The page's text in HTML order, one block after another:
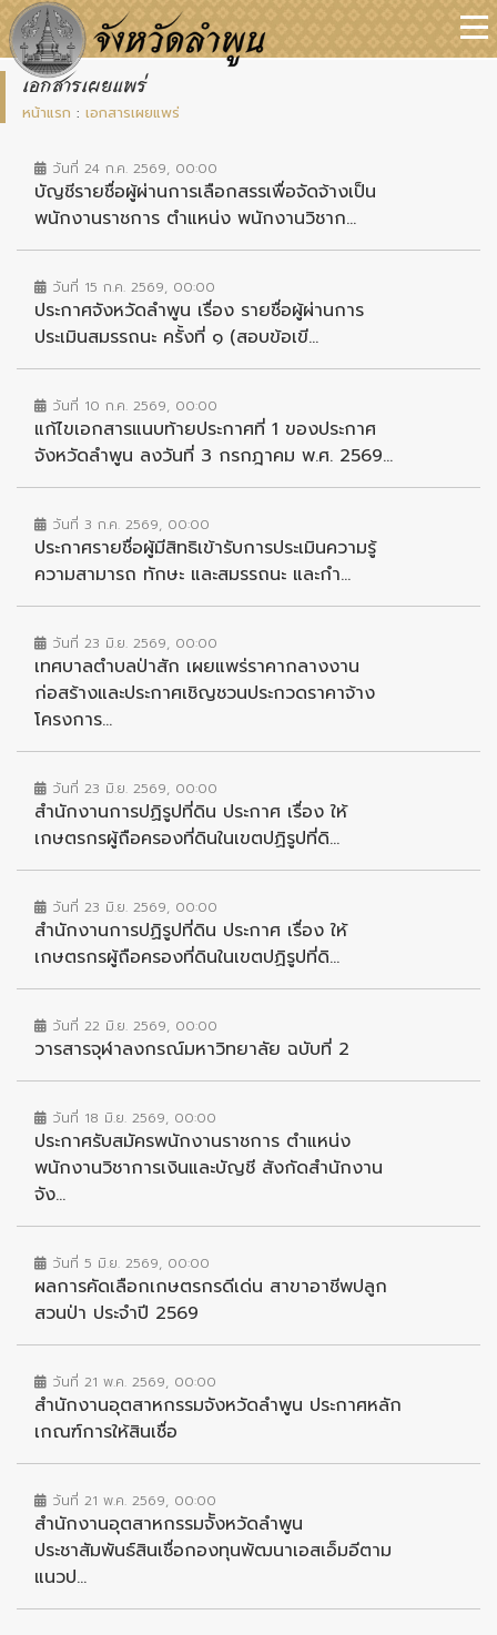
เอกสารเผยแพร่
หน้าแรก : เอกสารเผยแพร่
วันที่ 24 ก.ค. 2569, 00:00
บัญชีรายชื่อผู้ผ่านการเลือกสรรเพื่อจัดจ้างเป็น
พนักงานราชการ ตำแหน่ง พนักงานวิชาก...
วันที่ 15 ก.ค. 2569, 00:00
ประกาศจังหวัดลำพูน เรื่อง รายชื่อผู้ผ่านการ
ประเมินสมรรถนะ ครั้งที่ ๑ (สอบข้อเขี...
วันที่ 10 ก.ค. 2569, 00:00
แก้ไขเอกสารแนบท้ายประกาศที่ 1 ของประกาศ
จังหวัดลำพูน ลงวันที่ 3 กรกฎาคม พ.ศ. 2569...
วันที่ 3 ก.ค. 2569, 00:00
ประกาศรายชื่อผู้มีสิทธิเข้ารับการประเมินความรู้
ความสามารถ ทักษะ และสมรรถนะ และกำ...
วันที่ 23 มิ.ย. 2569, 00:00
เทศบาลตำบลป่าสัก เผยแพร่ราคากลางงาน
ก่อสร้างและประกาศเชิญชวนประกวดราคาจ้าง
โครงการ...
วันที่ 23 มิ.ย. 2569, 00:00
สำนักงานการปฏิรูปที่ดิน ประกาศ เรื่อง ให้
เกษตรกรผู้ถือครองที่ดินในเขตปฏิรูปที่ดิ...
วันที่ 23 มิ.ย. 2569, 00:00
สำนักงานการปฏิรูปที่ดิน ประกาศ เรื่อง ให้
เกษตรกรผู้ถือครองที่ดินในเขตปฏิรูปที่ดิ...
วันที่ 22 มิ.ย. 2569, 00:00
วารสารจุฬาลงกรณ์มหาวิทยาลัย ฉบับที่ 2
วันที่ 18 มิ.ย. 2569, 00:00
ประกาศรับสมัครพนักงานราชการ ตำแหน่ง
พนักงานวิชาการเงินและบัญชี สังกัดสำนักงาน
จัง...
วันที่ 5 มิ.ย. 2569, 00:00
ผลการคัดเลือกเกษตรกรดีเด่น สาขาอาชีพปลูก
สวนป่า ประจำปี 2569
วันที่ 21 พ.ค. 2569, 00:00
สำนักงานอุตสาหกรรมจังหวัดลำพูน ประกาศหลัก
เกณฑ์การให้สินเชื่อ
วันที่ 21 พ.ค. 2569, 00:00
สำนักงานอุตสาหกรรมจัังหวัดลำพูน
ประชาสัมพันธ์สินเชื่อกองทุนพัฒนาเอสเอ็มอีตาม
แนวป...